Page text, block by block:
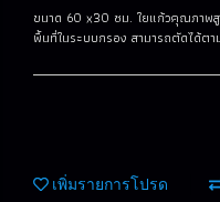
ขนาด 60 x30 ซม. ใยแก้วคุณภาพสู
พื้นที่ในระบบกรอง สามารถตัดได้ต
เพิ่มรายการโปรด